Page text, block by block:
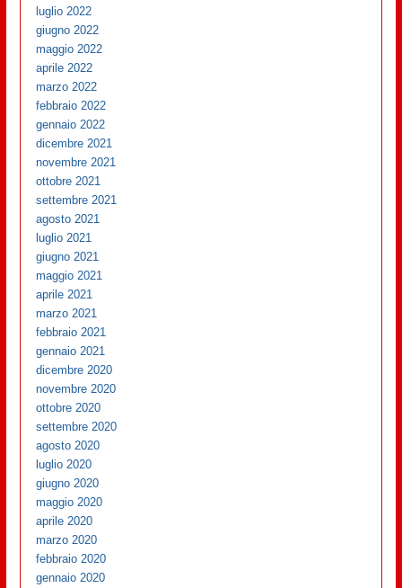
luglio 2022
giugno 2022
maggio 2022
aprile 2022
marzo 2022
febbraio 2022
gennaio 2022
dicembre 2021
novembre 2021
ottobre 2021
settembre 2021
agosto 2021
luglio 2021
giugno 2021
maggio 2021
aprile 2021
marzo 2021
febbraio 2021
gennaio 2021
dicembre 2020
novembre 2020
ottobre 2020
settembre 2020
agosto 2020
luglio 2020
giugno 2020
maggio 2020
aprile 2020
marzo 2020
febbraio 2020
gennaio 2020